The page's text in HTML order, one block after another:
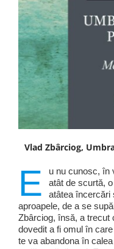
Vlad Zbârciog,
E
u nu cunosc, în
atât de scurtă,
atâtea încercări
aproapele, de a se
Zbârciog, însă, a trecut
dovedit a fi omul în
te va abandona în